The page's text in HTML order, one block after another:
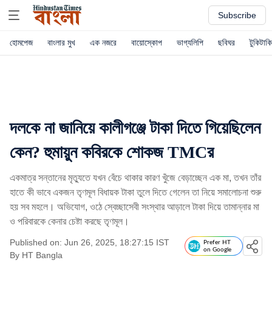
Subscribe
হোমপেজ বাংলার মুখ এক নজরে বায়োস্কোপ ভাগ্যলিপি ছবিঘর টুকিটাকি
দলকে না জানিয়ে কালীগঞ্জে টাকা দিতে গিয়েছিলেন
কেন? হুমায়ুন কবিরকে শোকজ TMCর
একমাত্র সন্তানের মৃত্যুতে যখন বেঁচে থাকার কারণ খুঁজে বেড়াচ্ছেন এক মা, তখন তাঁর
হাতে কী ভাবে একজন তৃণমূল বিধায়ক টাকা তুলে দিতে গেলেন তা নিয়ে সমালোচনা শুরু
হয় সব মহলে। অভিযোগ, ওঠে স্বেচ্ছাসেবী সংস্থার আড়ালে টাকা দিয়ে তামান্নার মা
ও পরিবারকে কেনার চেষ্টা করছে তৃণমূল।
Published on: Jun 26, 2025, 18:27:15 IST
By HT Bangla
Prefer HT
on Google